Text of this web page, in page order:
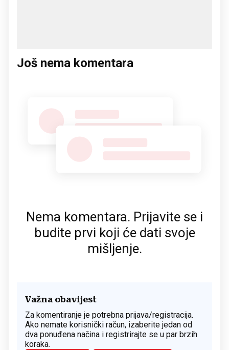
Još nema komentara
Nema komentara. Prijavite se i
budite prvi koji će dati svoje
mišljenje.
Važna obavijest
Za komentiranje je potrebna prijava/registracija.
Ako nemate korisnički račun, izaberite jedan od
dva ponuđena načina i registrirajte se u par brzih
koraka.